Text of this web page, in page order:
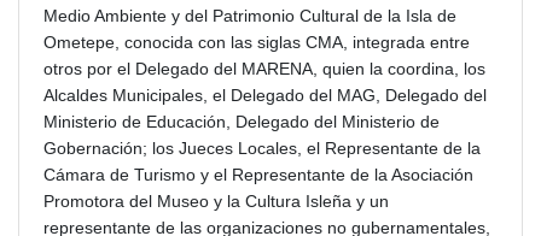
Medio Ambiente y del Patrimonio Cultural de la Isla de
Ometepe, conocida con las siglas CMA, integrada entre
otros por el Delegado del MARENA, quien la coordina, los
Alcaldes Municipales, el Delegado del MAG, Delegado del
Ministerio de Educación, Delegado del Ministerio de
Gobernación; los Jueces Locales, el Representante de la
Cámara de Turismo y el Representante de la Asociación
Promotora del Museo y la Cultura Isleña y un
representante de las organizaciones no gubernamentales,